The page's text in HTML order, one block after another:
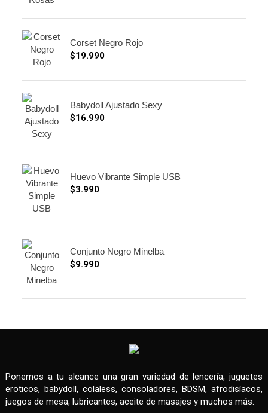
Corset Negro Rojo
$19.990
Babydoll Ajustado Sexy
$16.990
Huevo Vibrante Simple USB
$3.990
Conjunto Negro Minelba
$9.990
Ponemos a tu alcance una gran variedad de lencería, juguetes
eroticos, babydoll, colaless, consoladores, BDSM, afrodisíacos,
juegos de mesa, lubricantes, aceite de masajes y muchos más.